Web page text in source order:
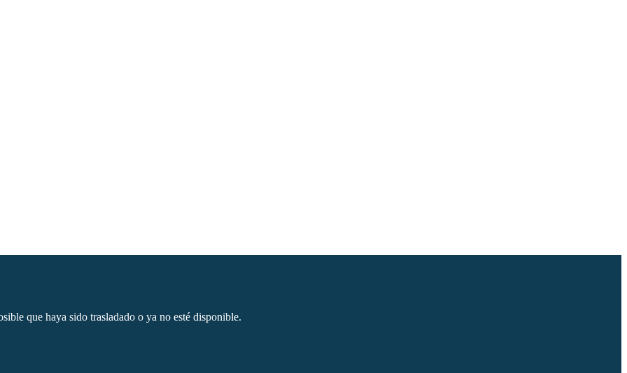
que haya sido trasladado o ya no esté disponible.